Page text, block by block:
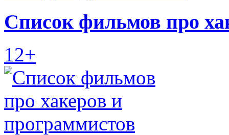
Список фильмов про
12+